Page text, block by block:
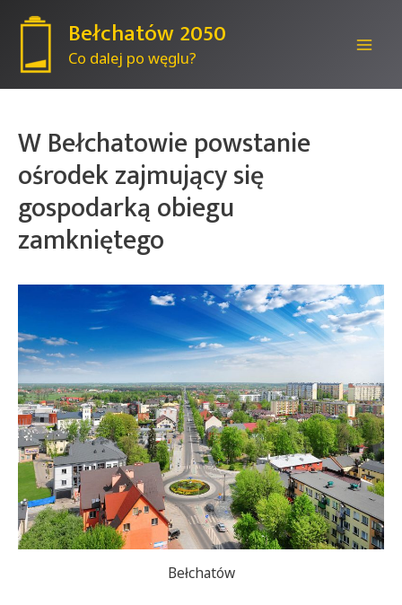
Bełchatów 2050
Co dalej po węglu?
W Bełchatowie powstanie
ośrodek zajmujący się
gospodarką obiegu
zamkniętego
Bełchatów